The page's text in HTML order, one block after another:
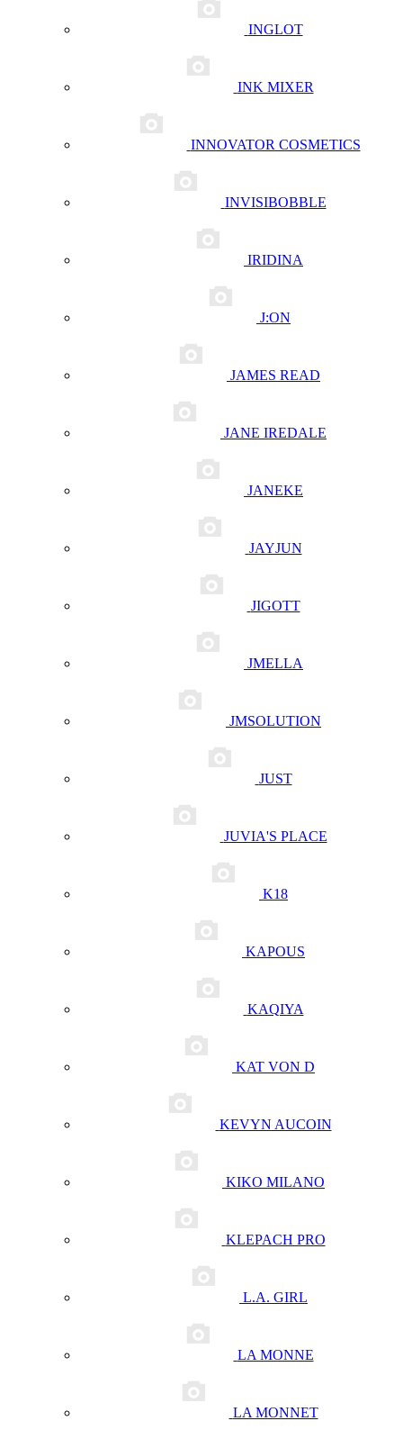
INGLOT
INK MIXER
INNOVATOR COSMETICS
INVISIBOBBLE
IRIDINA
J:ON
JAMES READ
JANE IREDALE
JANEKE
JAYJUN
JIGOTT
JMELLA
JMSOLUTION
JUST
JUVIA'S PLACE
K18
KAPOUS
KAQIYA
KAT VON D
KEVYN AUCOIN
KIKO MILANO
KLEPACH PRO
L.A. GIRL
LA MONNE
LA MONNET